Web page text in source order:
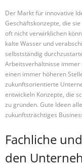
Der Markt für innovative
Geschäftskonzepte, die
oft nicht verwirklichen
kalte Wasser und
selbstständig
Arbeitsverhältnisse immer
einen immer höheren
zukunftsorientierte
entwickeln Konzepte, die
zu gründen. Gute Ideen
zukunftsträchtiges
Fachliche
den